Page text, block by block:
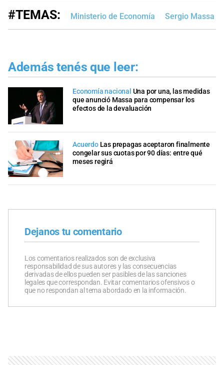
#TEMAS: Ministerio de Economía Sergio Massa
Además tenés que leer:
Economía nacional Una por una, las medidas
que anunció Massa para compensar los
efectos de la devaluación
Acuerdo Las prepagas aceptaron finalmente
congelar sus cuotas por 90 días: entre qué
meses regirá
Dejanos tu comentario
Los comentarios realizados son de exclusiva
responsabilidad de sus autores y las consecuencias
derivadas de ellos pueden ser pasibles de las sanciones
legales que correspondan. Evitar comentarios ofensivos o
que no respondan al tema abordado en la información.